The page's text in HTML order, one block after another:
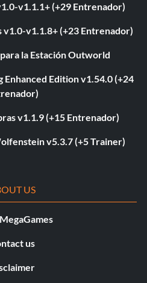
v1.1.1+ (+29 Entrenador)
v1.0-v1.1.8+ (+23 Entrenador)
la Estación Outworld
Enhanced Edition v1.54.0 (+24
v1.1.9 (+15 Entrenador)
v5.3.7 (+5 Trainer)
US
us